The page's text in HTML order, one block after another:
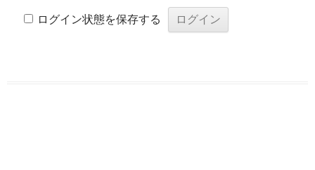
ログイン状態を保存する